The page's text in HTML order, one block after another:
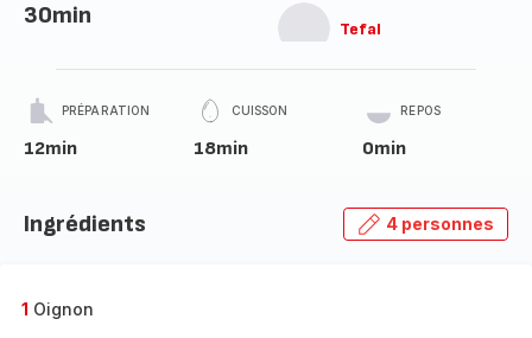
30min Tefal
PRÉPARATION
12min
CUISSON
18min
REPOS
0min
Ingrédients 4 personnes
1 Oignon